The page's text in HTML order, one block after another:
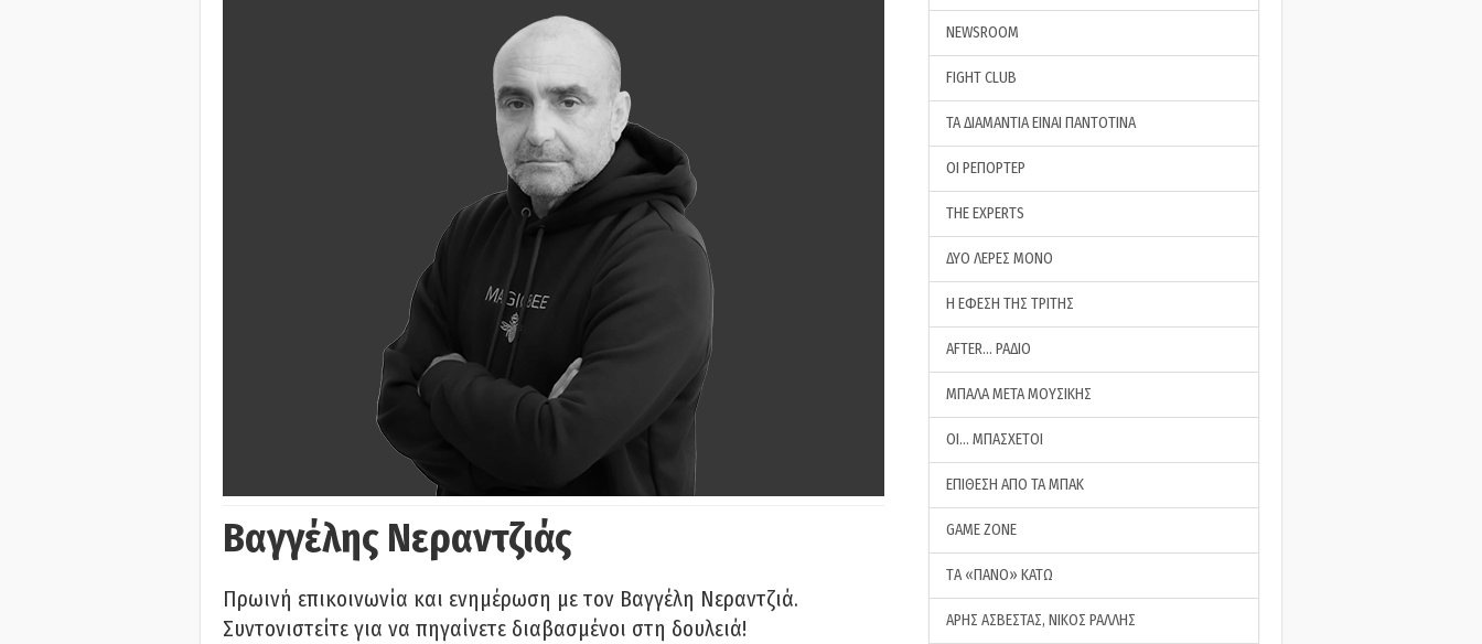
Βαγγέλης Νεραντζιάς
Πρωινή επικοινωνία και ενημέρωση με τον Βαγγέλη Νεραντζιά.
Συντονιστείτε για να πηγαίνετε διαβασμένοι στη δουλειά!
NEWSROOM
FIGHT CLUB
ΤΑ ΔΙΑΜΑΝΤΙΑ ΕΙΝΑΙ ΠΑΝΤΟΤΙΝΑ
ΟΙ ΡΕΠΟΡΤΕΡ
THE EXPERTS
ΔΥΟ ΛΕΡΕΣ ΜΟΝΟ
Η ΕΦΕΣΗ ΤΗΣ ΤΡΙΤΗΣ
AFTER… ΡΑΔΙΟ
ΜΠΑΛΑ ΜΕΤΑ ΜΟΥΣΙΚΗΣ
ΟΙ… ΜΠΑΣΧΕΤΟΙ
ΕΠΙΘΕΣΗ ΑΠΟ ΤΑ ΜΠΑΚ
GAME ZONE
ΤA «ΠΑΝΟ» ΚΑΤΩ
ΑΡΗΣ ΑΣΒΕΣΤΑΣ, ΝΙΚΟΣ ΡΑΛΛΗΣ